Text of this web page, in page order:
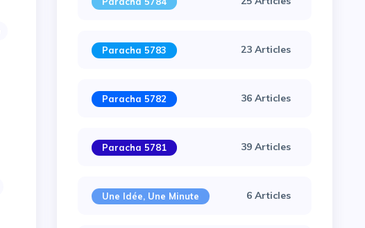
Paracha 5783 23 Articles
Paracha 5782 36 Articles
Paracha 5781 39 Articles
Une Idée, Une Minute 6 Articles